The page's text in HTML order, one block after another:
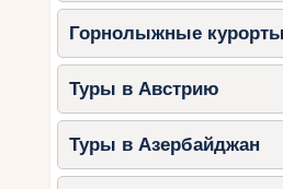
Горнолыжные
Туры в Австрию
Туры в Азербайджан